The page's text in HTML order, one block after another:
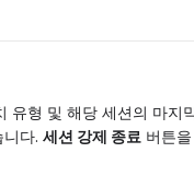
유형 및 해당 세션의 마지
다. 세션 강제 종료 버튼